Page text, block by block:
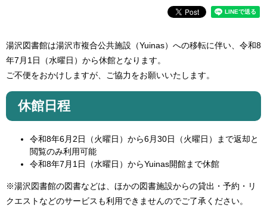
湯沢図書館は湯沢市複合公共施設（Yuinas）への移転に伴い、令和8
年7月1日（水曜日）から休館となります。
ご不便をおかけしますが、ご協力をお願いいたします。
休館日程
令和8年6月2日（火曜日）から6月30日（火曜日）まで返却と
閲覧のみ利用可能
令和8年7月1日（水曜日）からYuinas開館まで休館
※湯沢図書館の図書などは、ほかの図書施設からの貸出・予約・リ
クエストなどのサービスも利用できませんのでご了承ください。